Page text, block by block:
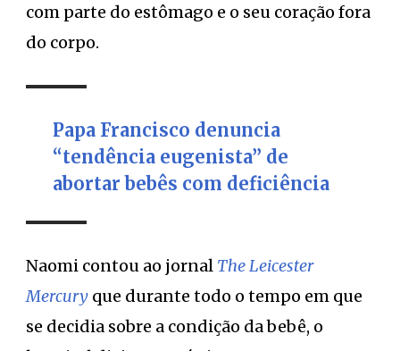
com parte do estômago e o seu coração fora
do corpo.
Papa Francisco denuncia
“tendência eugenista” de
abortar bebês com deficiência
Naomi contou ao jornal The Leicester
Mercury que durante todo o tempo em que
se decidia sobre a condição da bebê, o